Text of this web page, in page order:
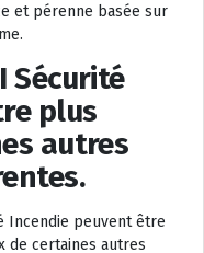
et pérenne basée sur
Sécurité
plus
autres
Incendie peuvent être
de certaines autres